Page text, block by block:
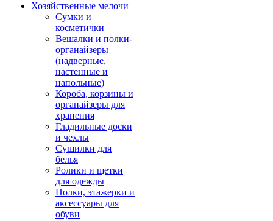
Хозяйственные мелочи
Сумки и
косметички
Вешалки и полки-
органайзеры
(надверные,
настенные и
напольные)
Короба, корзины и
органайзеры для
хранения
Гладильные доски
и чехлы
Сушилки для
белья
Ролики и щетки
для одежды
Полки, этажерки и
аксессуары для
обуви